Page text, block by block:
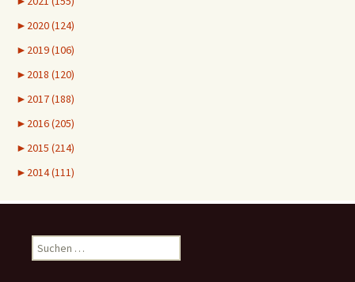
► 2020 (124)
► 2019 (106)
► 2018 (120)
► 2017 (188)
► 2016 (205)
► 2015 (214)
► 2014 (111)
Suchen
nach: